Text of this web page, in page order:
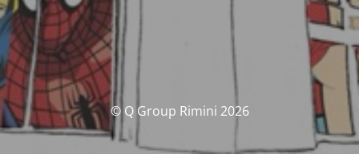
© Q Group Rimini 2026